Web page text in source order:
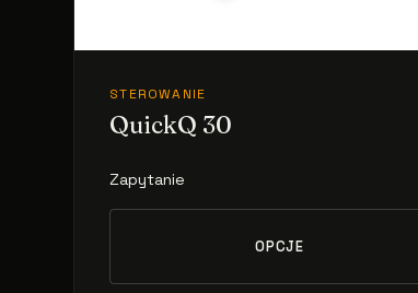
STEROWANIE
QuickQ 30
Zapytanie
OPCJE